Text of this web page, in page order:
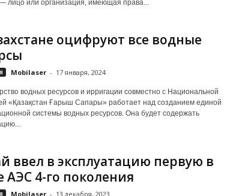
лицо или организация, имеющая права...
оцифруют все водные
Mobilaser - 17 января, 2024
водных ресурсов и ирригации совместно с Национальной
«Қазақстан Ғарыш Сапары» работает над созданием единой
системы водных ресурсов. Она будет содержать
ввел в эксплуатацию первую в
АЭС 4-го поколения
Mobilaser - 13 декабря, 2023